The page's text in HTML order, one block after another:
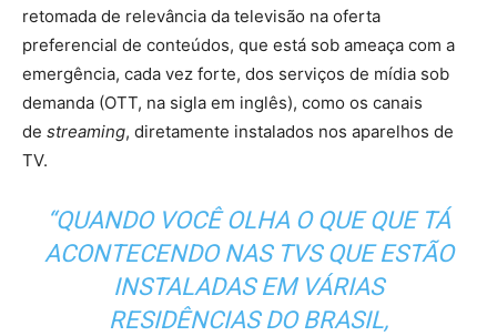
retomada de relevância da televisão na oferta
preferencial de conteúdos, que está sob ameaça com a
emergência, cada vez forte, dos serviços de mídia sob
demanda (OTT, na sigla em inglês), como os canais
de streaming, diretamente instalados nos aparelhos de
TV.
“QUANDO VOCÊ OLHA O QUE QUE TÁ
ACONTECENDO NAS TVS QUE ESTÃO
INSTALADAS EM VÁRIAS
RESIDÊNCIAS DO BRASIL,